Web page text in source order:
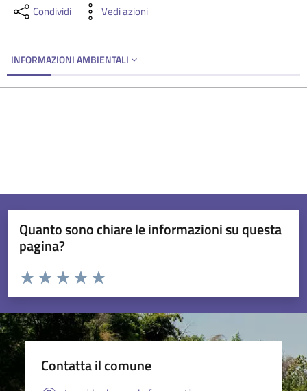
Condividi Vedi azioni
INFORMAZIONI AMBIENTALI
Quanto sono chiare le informazioni su questa
pagina?
Valuta da 1 a 5 stelle la pagina
Valuta 5 stelle su 5
Valuta 4 stelle su 5
Valuta 3 stelle su 5
Valuta 2 stelle su 5
Valuta 1 stelle su 5
Contatta il comune